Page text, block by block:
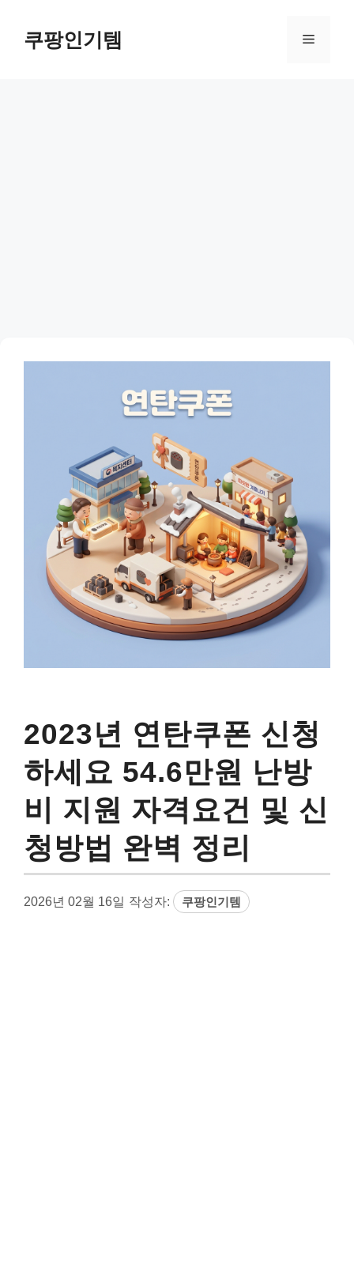
쿠팡인기템 메
2023년 연탄쿠폰 신청
하세요 54.6만원 난방
비 지원 자격요건 및 신
청방법 완벽 정리
2026년 02월 16일 작성자: 쿠팡인기템